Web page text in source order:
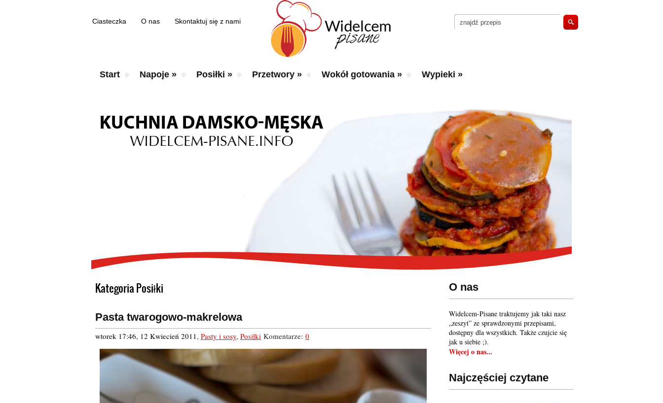
Ciasteczka O nas Skontaktuj się z nami
Start Napoje » Posiłki » Przetwory » Wokół gotowania » Wypieki »
O nas
Widelcem-Pisane traktujemy jak taki nasz
„zeszyt” ze sprawdzonymi przepisami,
dostępny dla wszystkich. Także czujcie się
jak u siebie ;).
Więcej o nas...
Najczęściej czytane
Kategoria Posiłki
Pasta twarogowo-makrelowa
wtorek 17:46, 12 Kwiecień 2011, Pasty i sosy, Posiłki Komentarze: 0